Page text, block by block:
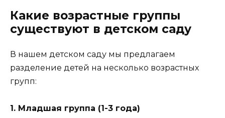
Какие возрастные группы
существуют в детском саду
В нашем детском саду мы предлагаем
разделение детей на несколько возрастных
групп:
1. Младшая группа (1-3 года)